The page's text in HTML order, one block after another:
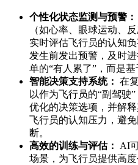
个性化状态监测与预警：
（如心率、眼球运动、
实时评估飞行员的认知
发生前发出预警，及时
单的“有人累了”，而是
智能决策支持系统： 在
以作为飞行员的“副驾驶
优化的决策选项，并解
飞行员的认知压力，避
断。
高效的训练与评估：
AI
场景，为飞行员提供高